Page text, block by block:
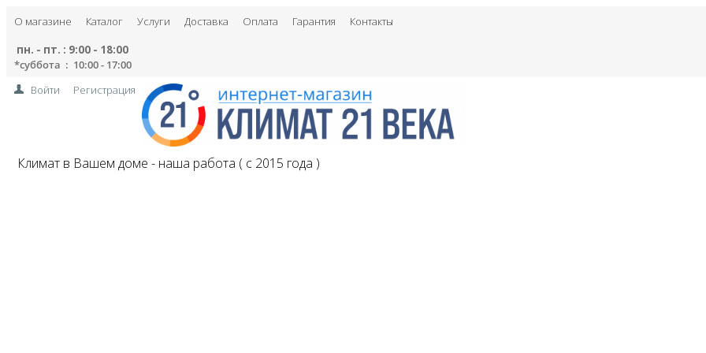
О магазине Каталог Услуги Доставка Оплата Гарантия Контакты
пн. - пт. : 9:00 - 18:00
*суббота : 10:00 - 17:00
Войти
Регистрация
Климат в Вашем доме - наша работа ( с 2015 года )